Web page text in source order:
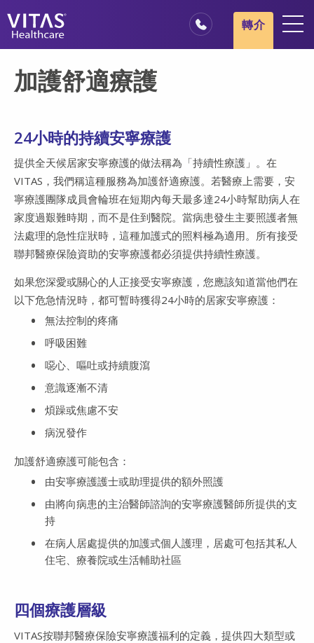
安寧療護基本概述
醫療服務專業人員
家庭與照顧者
轉介
​​​​​​​加護舒適療護
24小時的持續安寧療護
提供全天候居家安寧療護的做法稱為「持續性療護」。在
VITAS，我們稱這種服務為加護舒適療護。若醫療上需要，安
寧療護團隊成員會輪班在短期內每天最多達24小時幫助病人在
家度過艱難時期，而不是住到醫院。當病患發生主要照護者無
法處理的急性症狀時，這種加護式的照料極為適用。所有接受
聯邦醫療保險資助的安寧療護都必須提供持續性療護。
如果您深愛或關心的人正接受安寧療護，您應該知道當他們在
以下危急情況時，都可暫時獲得24小時的居家安寧療護：
無法控制的疼痛
呼吸困難
噁心、嘔吐或持續腹瀉
意識逐漸不清
煩躁或焦慮不安
病況發作
加護舒適療護可能包含：
由安寧療護護士或助理提供的額外照護
由將向病患的主治醫師諮詢的安寧療護醫師所提供的支
持
在病人居處提供的加護式個人護理，居處可包括其私人
住宅、療養院或生活輔助社區
四個療護層級
VITAS按聯邦醫療保險安寧療護福利的定義，提供四大類型或